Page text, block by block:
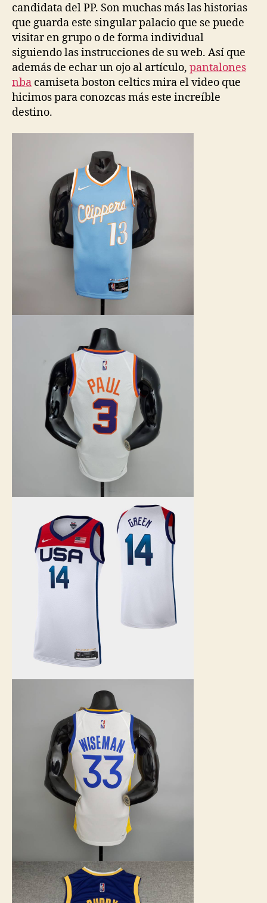
candidata del PP. Son muchas más las historias
que guarda este singular palacio que se puede
visitar en grupo o de forma individual
siguiendo las instrucciones de su web. Así que
además de echar un ojo al artículo, pantalones
nba camiseta boston celtics mira el video que
hicimos para conozcas más este increíble
destino.